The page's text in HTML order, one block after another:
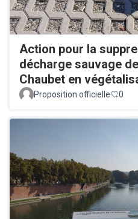
Action pour la
décharge sauvage
Chaubet en
Proposition officielle 0